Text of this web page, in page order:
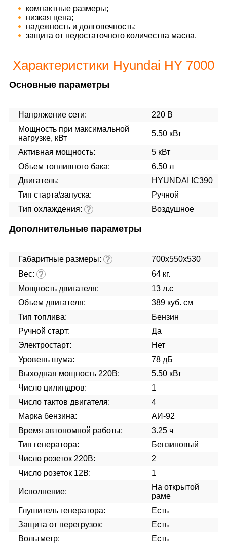
компактные размеры;
низкая цена;
надежность и долговечность;
защита от недостаточного количества масла.
Характеристики Hyundai HY 7000
Основные параметры
Напряжение сети:
220 В
Мощность при максимальной
нагрузке, кВт
5.50 кВт
Активная мощность:
5 кВт
Объем топливного бака:
6.50 л
Двигатель:
HYUNDAI IC390
Тип старта\запуска:
Ручной
Тип охлаждения: ? Воздушное
Дополнительные параметры
Габаритные размеры: ?
700x550x530
Вес: ?
64 кг.
Мощность двигателя:
13 л.с
Объем двигателя:
389 куб. см
Тип топлива:
Бензин
Ручной старт:
Да
Электростарт:
Нет
Уровень шума:
78 дБ
Выходная мощность 220В:
5.50 кВт
Число цилиндров:
1
Число тактов двигателя:
4
Марка бензина:
АИ-92
Время автономной работы:
3.25 ч
Тип генератора:
Бензиновый
Число розеток 220В:
2
Число розеток 12В:
1
Исполнение:
На открытой
раме
Глушитель генератора:
Есть
Защита от перегрузок:
Есть
Вольтметр:
Есть